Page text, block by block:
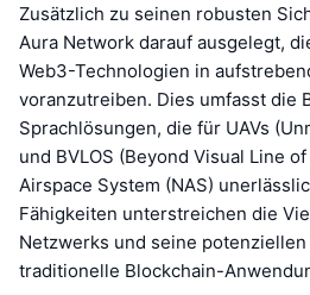
Zusätzlich zu seinen robusten
Aura Network darauf ausgelegt,
Web3-Technologien in
voranzutreiben. Dies umfasst die
Sprachlösungen, die für UAVs
und BVLOS (Beyond Visual Line
Airspace System (NAS)
Fähigkeiten unterstreichen die
Netzwerks und seine
traditionelle Blockchain-